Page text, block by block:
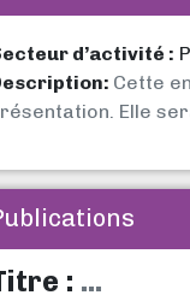
d’activité :
Cette
Elle
: ...